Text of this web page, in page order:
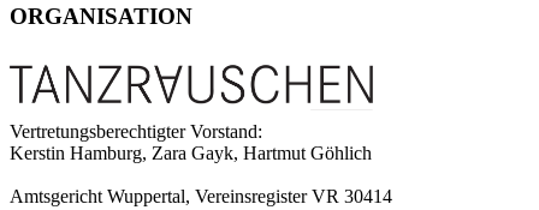
ORGANISATION
Vertretungsberechtigter Vorstand:
Kerstin Hamburg, Zara Gayk, Hartmut Göhlich
Amtsgericht Wuppertal, Vereinsregister VR 30414